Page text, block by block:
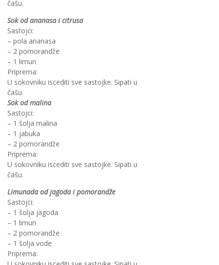
čašu.
Sok od ananasa i citrusa
Sastojci:
– pola ananasa
– 2 pomorandže
– 1 limun
Priprema:
U sokovniku iscediti sve sastojke. Sipati u
čašu.
Sok od malina
Sastojci:
– 1 šolja malina
– 1 jabuka
– 2 pomorandže
Priprema:
U sokovniku iscediti sve sastojke. Sipati u
čašu.
Limunada od jagoda i pomorandže
Sastojci:
– 1 šolja jagoda
– 1 limun
– 2 pomorandže
– 1 šolja vode
Priprema: